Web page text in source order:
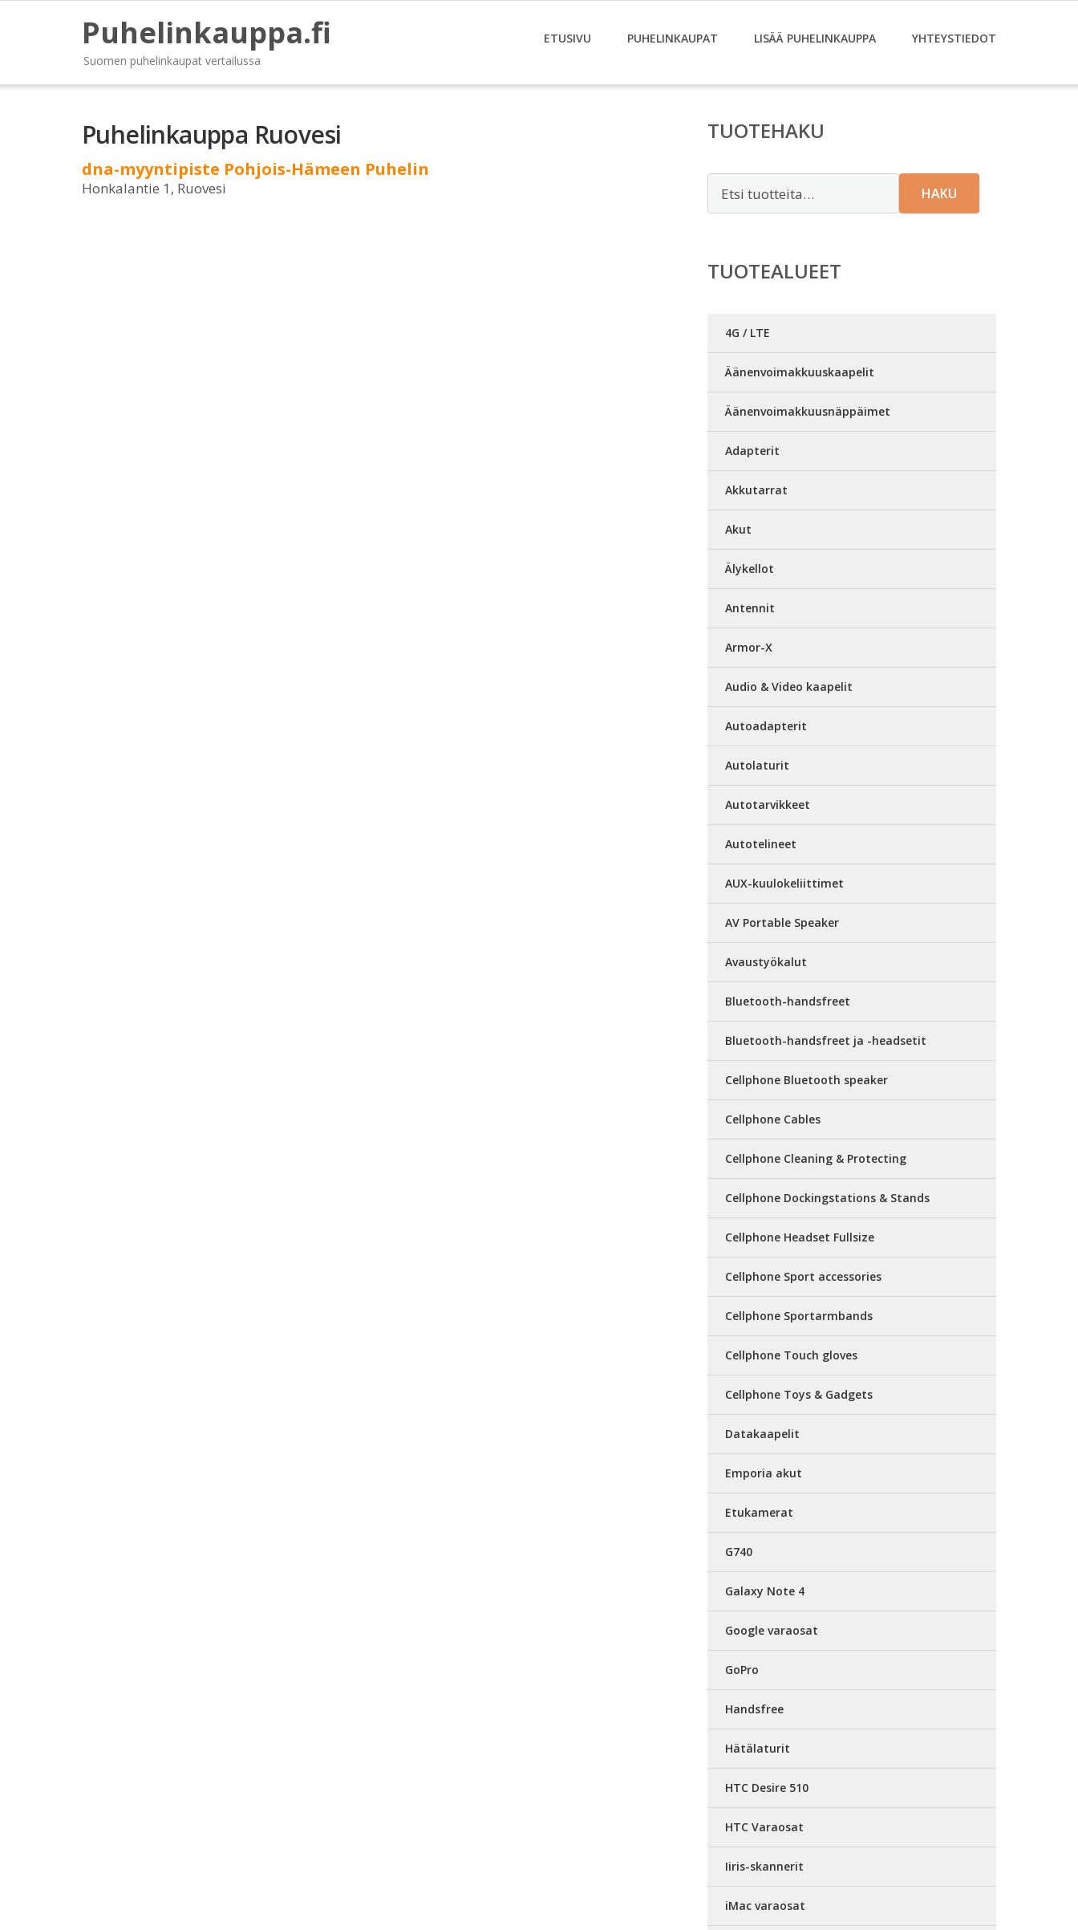
Puhelinkauppa.fi
Suomen puhelinkaupat vertailussa
ETUSIVU PUHELINKAUPAT LISÄÄ PUHELINKAUPPA YHTEYSTIEDOT
Puhelinkauppa Ruovesi
dna-myyntipiste Pohjois-Hämeen Puhelin
Honkalantie 1, Ruovesi
TUOTEHAKU
HAKU
TUOTEALUEET
4G / LTE
Äänenvoimakkuuskaapelit
Äänenvoimakkuusnäppäimet
Adapterit
Akkutarrat
Akut
Älykellot
Antennit
Armor-X
Audio & Video kaapelit
Autoadapterit
Autolaturit
Autotarvikkeet
Autotelineet
AUX-kuulokeliittimet
AV Portable Speaker
Avaustyökalut
Bluetooth-handsfreet
Bluetooth-handsfreet ja -headsetit
Cellphone Bluetooth speaker
Cellphone Cables
Cellphone Cleaning & Protecting
Cellphone Dockingstations & Stands
Cellphone Headset Fullsize
Cellphone Sport accessories
Cellphone Sportarmbands
Cellphone Touch gloves
Cellphone Toys & Gadgets
Datakaapelit
Emporia akut
Etukamerat
G740
Galaxy Note 4
Google varaosat
GoPro
Handsfree
Hätälaturit
HTC Desire 510
HTC Varaosat
Iiris-skannerit
iMac varaosat